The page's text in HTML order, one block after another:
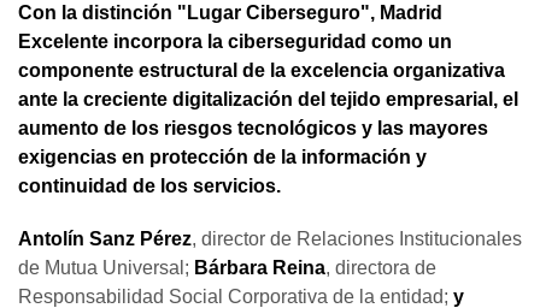
Con la distinción "Lugar Ciberseguro", Madrid
Excelente incorpora la ciberseguridad como un
componente estructural de la excelencia organizativa
ante la creciente digitalización del tejido empresarial, el
aumento de los riesgos tecnológicos y las mayores
exigencias en protección de la información y
continuidad de los servicios.
Antolín Sanz Pérez, director de Relaciones Institucionales
de Mutua Universal; Bárbara Reina, directora de
Responsabilidad Social Corporativa de la entidad; y